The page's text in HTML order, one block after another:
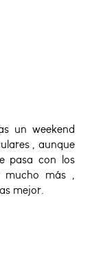
un weekend
, aunque
pasa con los
mucho más ,
mejor.